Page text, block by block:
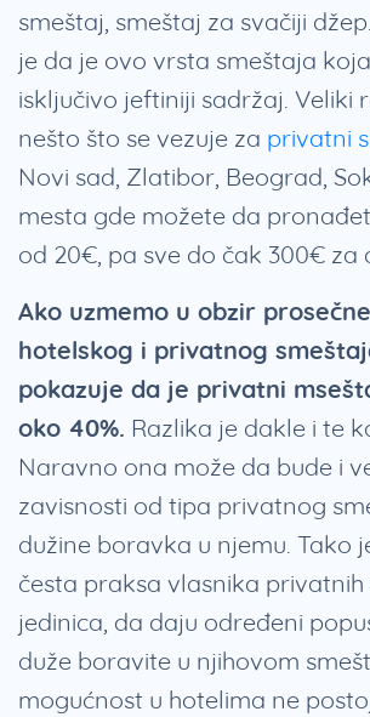
smeštaj, smeštaj za svačiji
je da je ovo vrsta smeštaja
isključivo jeftiniji sadržaj. Veliki
nešto što se vezuje za privatni
Novi sad, Zlatibor, Beograd,
mesta gde možete da
od 20€, pa sve do čak 300€ za
Ako uzmemo u obzir
hotelskog i privatnog
pokazuje da je privatni
oko 40%. Razlika je dakle i te
Naravno ona može da bude i
zavisnosti od tipa privatnog
dužine boravka u njemu. Tako
česta praksa vlasnika privatnih
jedinica, da daju određeni
duže boravite u njihovom
mogućnost u hotelima ne